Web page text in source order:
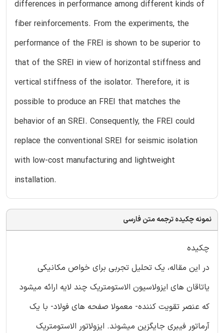
differences in performance among different kinds of
fiber reinforcements. From the experiments, the
performance of the FREI is shown to be superior to
that of the SREI in view of horizontal stiffness and
vertical stiffness of the isolator. Therefore, it is
possible to produce an FREI that matches the
behavior of an SREI. Consequently, the FREI could
replace the conventional SREI for seismic isolation
with low-cost manufacturing and lightweight
installation.
نمونه چکیده ترجمه متن فارسی
چکیده
در این مقاله، یک تحلیل تجربی برای خواص مکانیکی
یاتاقان های ایزولاسیون الاستومتریک چند لایه ارائه میشود
که عنصر تقویت کننده- معمولا صفحه های فولاد- با یک
آرماتور فیبری جایگزین میشوند. ایزولاتور الاستومتریک